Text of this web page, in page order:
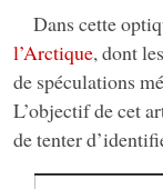
Dans cette
l’Arctique, dont
de spéculations
L’objectif de cet
de tenter